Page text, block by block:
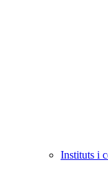
Instituts i